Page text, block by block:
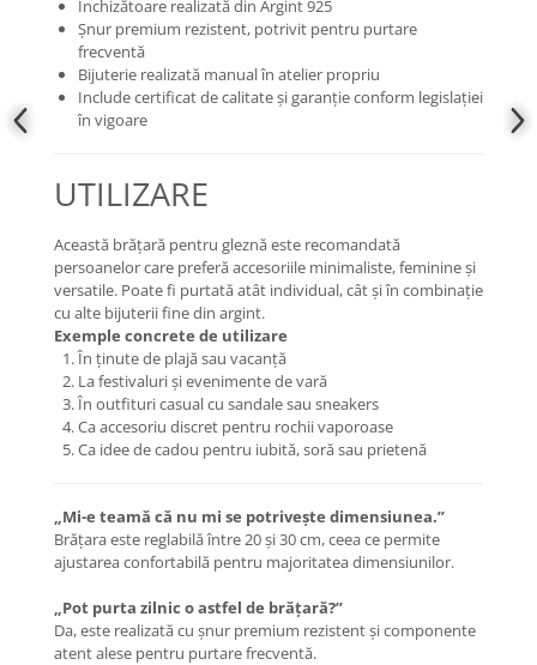
Închizătoare realizată din Argint 925
Șnur premium rezistent, potrivit pentru purtare
frecventă
Bijuterie realizată manual în atelier propriu
Include certificat de calitate și garanție conform legislației
în vigoare
UTILIZARE
Această brățară pentru gleznă este recomandată
persoanelor care preferă accesoriile minimaliste, feminine și
versatile. Poate fi purtată atât individual, cât și în combinație
cu alte bijuterii fine din argint.
Exemple concrete de utilizare
În ținute de plajă sau vacanță
La festivaluri și evenimente de vară
În outfituri casual cu sandale sau sneakers
Ca accesoriu discret pentru rochii vaporoase
Ca idee de cadou pentru iubită, soră sau prietenă
„Mi-e teamă că nu mi se potrivește dimensiunea.”
Brățara este reglabilă între 20 și 30 cm, ceea ce permite
ajustarea confortabilă pentru majoritatea dimensiunilor.
„Pot purta zilnic o astfel de brățară?”
Da, este realizată cu șnur premium rezistent și componente
atent alese pentru purtare frecventă.